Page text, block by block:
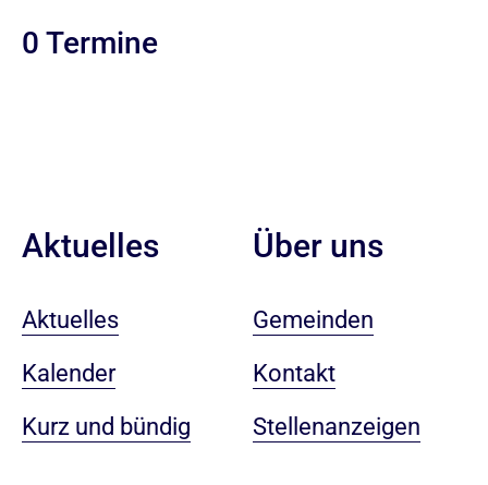
0 Termine
Aktuelles
Aktuelles
Kalender
Kurz und bündig
Über uns
Gemeinden
Kontakt
Stellenanzeigen